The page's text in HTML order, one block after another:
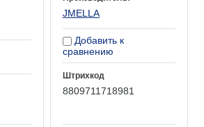
JMELLA
Добавить к
сравнению
Штрихкод
8809711718981